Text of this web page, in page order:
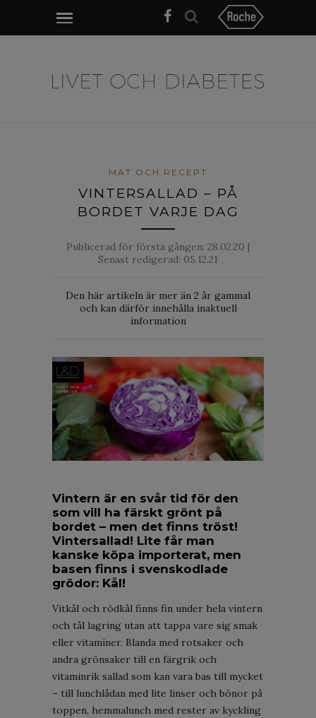
MAT OCH RECEPT
VINTERSALLAD – PÅ
BORDET VARJE DAG
Publicerad för första gången: 28.02.20 |
Senast redigerad: 05.12.21
Den här artikeln är mer än 2 år gammal
och kan därför innehålla inaktuell
information
Vintern är en svår tid för den
som vill ha färskt grönt på
bordet – men det finns tröst!
Vintersallad! Lite får man
kanske köpa importerat, men
basen finns i svenskodlade
grödor: Kål!
Vitkål och rödkål finns fin under hela vintern
och tål lagring utan att tappa vare sig smak
eller vitaminer. Blanda med rotsaker och
andra grönsaker till en färgrik och
vitaminrik sallad som kan vara bas till mycket
– till lunchlådan med lite linser och bönor på
toppen, hemmalunch med rester av kyckling